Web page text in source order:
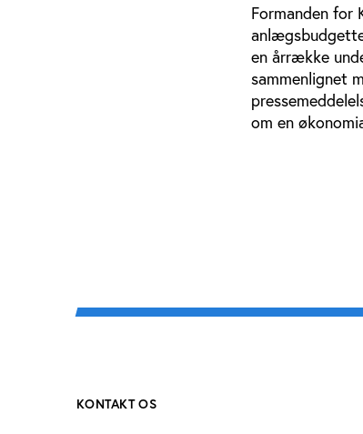
Formanden for
en årrække
sammenlignet
om en
KONTAKT OS